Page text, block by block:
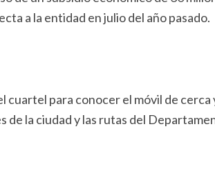
a la entidad en julio del año pasado.
cuartel para conocer el móvil de cerca
de la ciudad y las rutas del